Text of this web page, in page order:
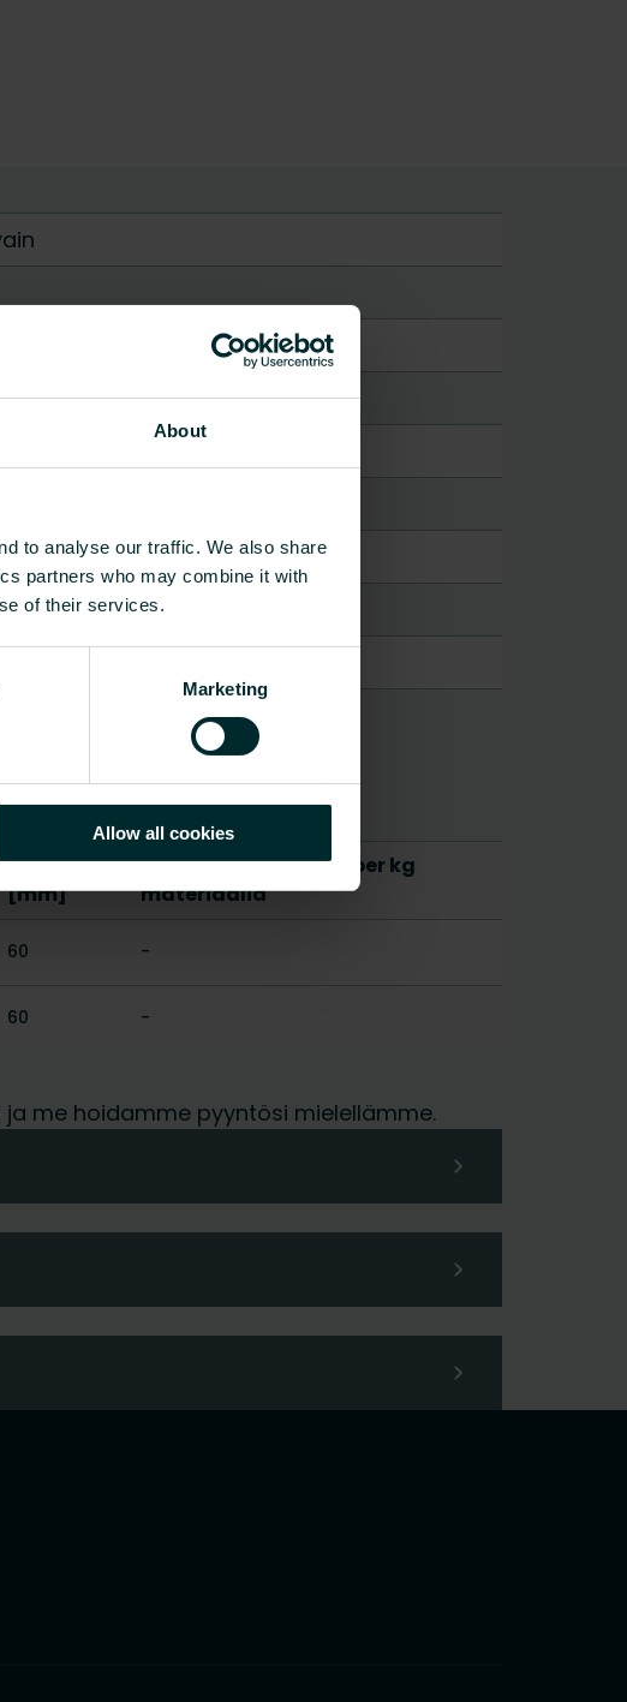
About
to analyse our traffic. We also share
partners who may combine it with
of their services.
Marketing
Allow all cookies
Syvyys
[mm]
CO2/Kg ekvivalentti per kg
materiaalia
60 -
60 -
me hoidamme pyyntösi mielellämme.